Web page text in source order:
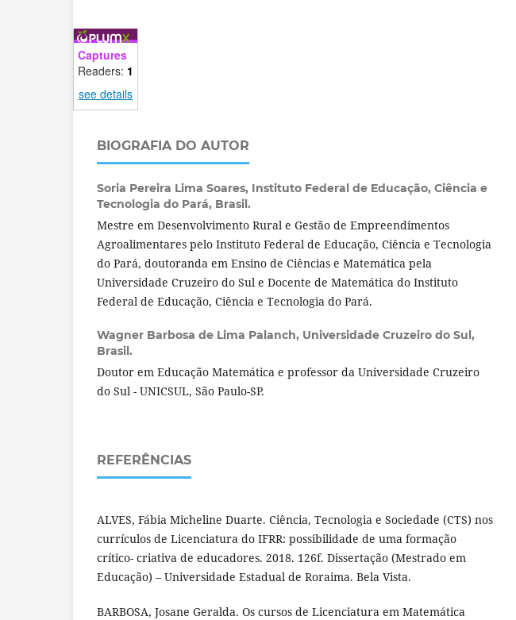
Captures
Readers: 1
see details
BIOGRAFIA DO AUTOR
Soria Pereira Lima Soares, Instituto Federal de Educação, Ciência e
Tecnologia do Pará, Brasil.
Mestre em Desenvolvimento Rural e Gestão de Empreendimentos
Agroalimentares pelo Instituto Federal de Educação, Ciência e Tecnologia
do Pará, doutoranda em Ensino de Ciências e Matemática pela
Universidade Cruzeiro do Sul e Docente de Matemática do Instituto
Federal de Educação, Ciência e Tecnologia do Pará.
Wagner Barbosa de Lima Palanch, Universidade Cruzeiro do Sul,
Brasil.
Doutor em Educação Matemática e professor da Universidade Cruzeiro
do Sul - UNICSUL, São Paulo-SP.
REFERÊNCIAS
ALVES, Fábia Micheline Duarte. Ciência, Tecnologia e Sociedade (CTS) nos
currículos de Licenciatura do IFRR: possibilidade de uma formação
crítico- criativa de educadores. 2018. 126f. Dissertação (Mestrado em
Educação) – Universidade Estadual de Roraima. Bela Vista.
BARBOSA, Josane Geralda. Os cursos de Licenciatura em Matemática